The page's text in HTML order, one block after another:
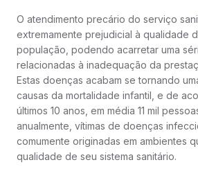
O atendimento precário do serviço
extremamente prejudicial à qualidade
população, podendo acarretar uma
relacionadas à inadequação da
Estas doenças acabam se tornando
causas da mortalidade infantil, e de
últimos 10 anos, em média 11 mil
anualmente, vítimas de doenças
comumente originadas em ambientes
qualidade de seu sistema sanitário.